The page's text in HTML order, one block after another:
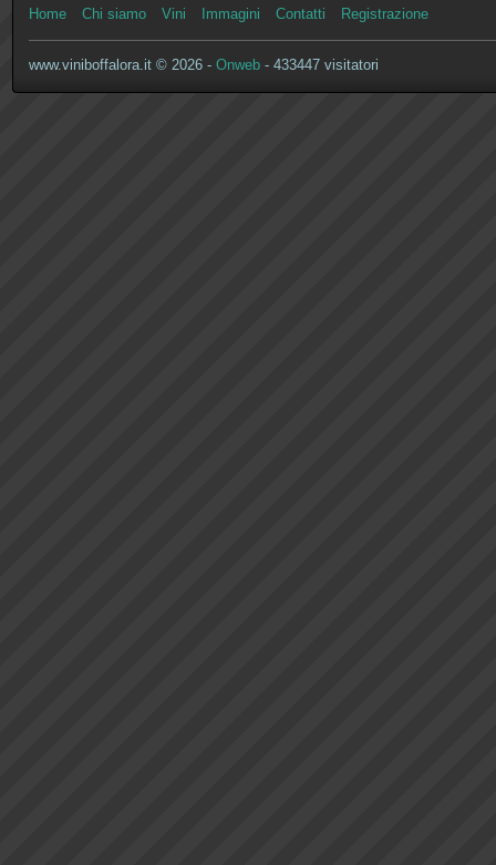
Home Chi siamo Vini Immagini Contatti Registrazione
www.viniboffalora.it © 2026 - Onweb - 433447 visitatori